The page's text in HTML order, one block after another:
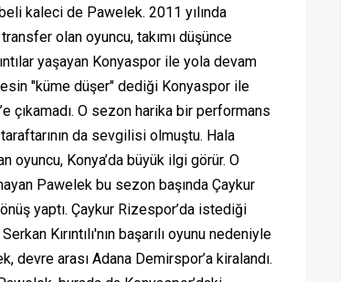
kaleci de Pawelek. 2011 yılında
olan oyuncu, takımı düşünce
yaşayan Konyaspor ile yola devam
"küme düşer" dediği Konyaspor ile
çıkamadı. O sezon harika bir performans
da sevgilisi olmuştu. Hala
oyuncu, Konya’da büyük ilgi görür. O
Pawelek bu sezon başında Çaykur
yaptı. Çaykur Rizespor’da istediği
Kırıntılı'nın başarılı oyunu nedeniyle
devre arası Adana Demirspor’a kiralandı.